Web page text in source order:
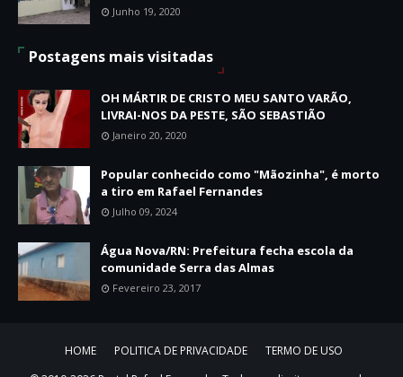
Junho 19, 2020
Postagens mais visitadas
OH MÁRTIR DE CRISTO MEU SANTO VARÃO,
LIVRAI-NOS DA PESTE, SÃO SEBASTIÃO
Janeiro 20, 2020
Popular conhecido como "Mãozinha", é morto
a tiro em Rafael Fernandes
Julho 09, 2024
Água Nova/RN: Prefeitura fecha escola da
comunidade Serra das Almas
Fevereiro 23, 2017
HOME POLITICA DE PRIVACIDADE
TERMO DE USO